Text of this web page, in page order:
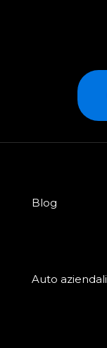
Blog
Auto aziendali